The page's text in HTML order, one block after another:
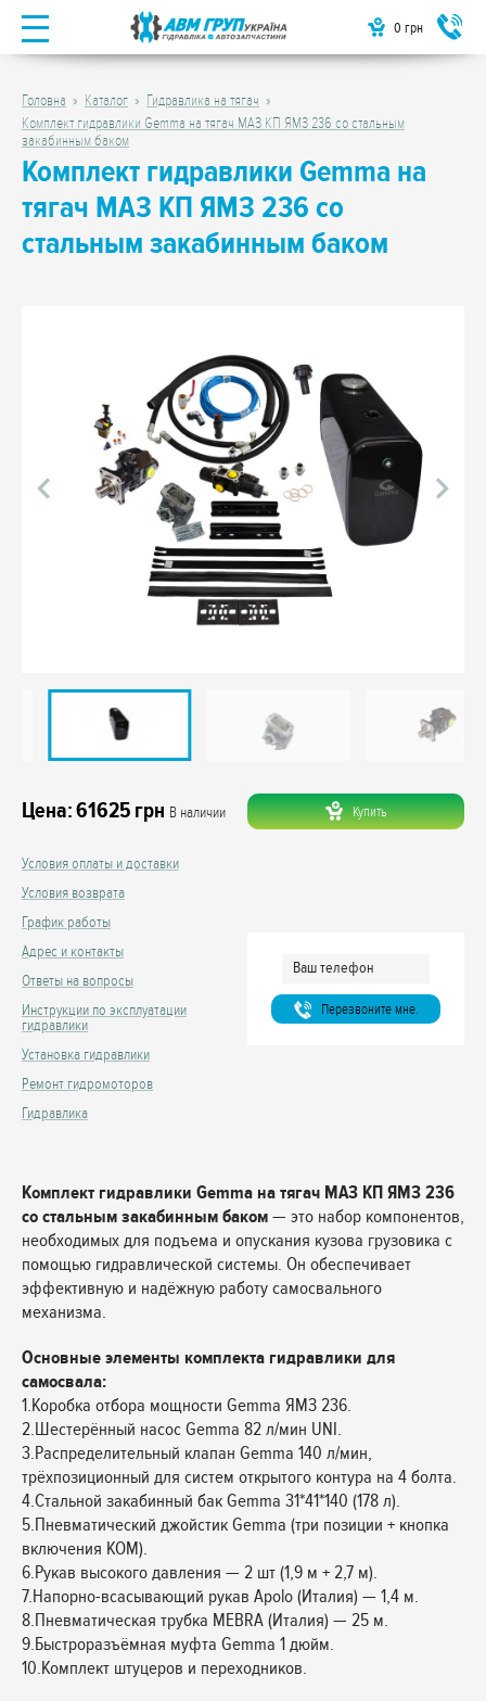
0 грн
Головна Каталог
Гидравлика на тягач
Комплект гидравлики Gemma на тягач МАЗ КП ЯМЗ 236 со стальным
закабинным баком
Комплект гидравлики Gemma на
тягач МАЗ КП ЯМЗ 236 со
стальным закабинным баком
Цена:61625 грн В наличии Купить
Условия оплаты и доставки
Условия возврата
График работы
Адрес и контакты
Ответы на вопросы
Инструкции по эксплуатации
гидравлики
Установка гидравлики
Ремонт гидромоторов
Гидравлика
Перезвоните мне.
Комплект гидравлики Gemma на тягач МАЗ КП ЯМЗ 236
со стальным закабинным баком — это набор компонентов,
необходимых для подъема и опускания кузова грузовика с
помощью гидравлической системы. Он обеспечивает
эффективную и надёжную работу самосвального
механизма.
Основные элементы комплекта гидравлики для
самосвала:
1.Коробка отбора мощности Gemma ЯМЗ 236.
2.Шестерённый насос Gemma 82 л/мин UNI.
3.Распределительный клапан Gemma 140 л/мин,
трёхпозиционный для систем открытого контура на 4 болта.
4.Стальной закабинный бак Gemma 31*41*140 (178 л).
5.Пневматический джойстик Gemma (три позиции + кнопка
включения КОМ).
6.Рукав высокого давления — 2 шт (1,9 м + 2,7 м).
7.Напорно-всасывающий рукав Apolo (Италия) — 1,4 м.
8.Пневматическая трубка MEBRA (Италия) — 25 м.
9.Быстроразъёмная муфта Gemma 1 дюйм.
10.Комплект штуцеров и переходников.